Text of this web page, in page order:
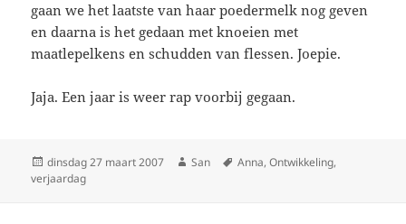
gaan we het laatste van haar poedermelk nog geven
en daarna is het gedaan met knoeien met
maatlepelkens en schudden van flessen. Joepie.
Jaja. Een jaar is weer rap voorbij gegaan.
Geplaatst
op
dinsdag 27 maart 2007 Auteur
San Tags
Anna,Ontwikkeling,
verjaardag